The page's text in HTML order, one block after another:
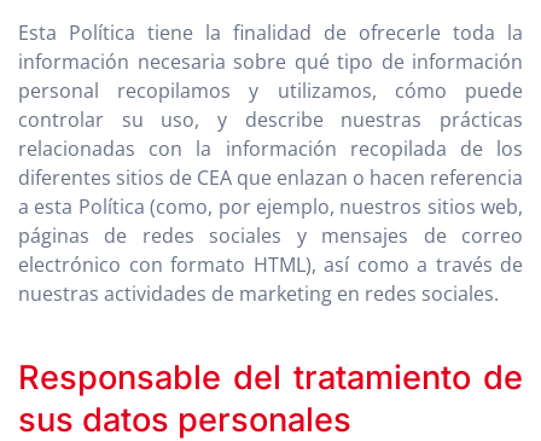
Esta Política tiene la finalidad de ofrecerle toda la
información necesaria sobre qué tipo de información
personal recopilamos y utilizamos, cómo puede
controlar su uso, y describe nuestras prácticas
relacionadas con la información recopilada de los
diferentes sitios de CEA que enlazan o hacen referencia
a esta Política (como, por ejemplo, nuestros sitios web,
páginas de redes sociales y mensajes de correo
electrónico con formato HTML), así como a través de
nuestras actividades de marketing en redes sociales.
Responsable del tratamiento de
sus datos personales